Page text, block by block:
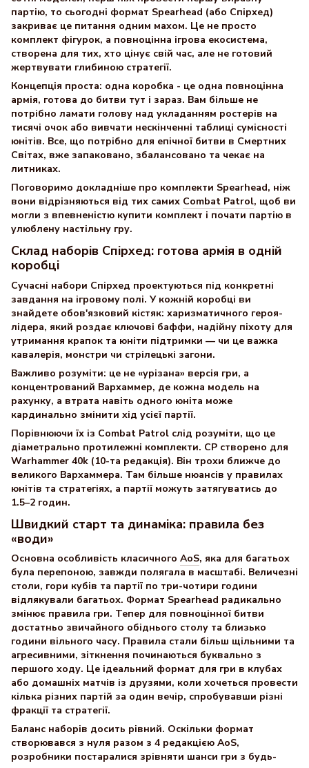
партію, то сьогодні формат Spearhead (або Спірхед)
закриває це питання одним махом. Це не просто
комплект фігурок, а повноцінна ігрова екосистема,
створена для тих, хто цінує свій час, але не готовий
жертвувати глибиною стратегії.
Концепція проста: одна коробка - це одна повноцінна
армія, готова до битви тут і зараз. Вам більше не
потрібно ламати голову над укладанням ростерів на
тисячі очок або вивчати нескінченні таблиці сумісності
юнітів. Все, що потрібно для епічної битви в Смертних
Світах, вже запаковано, збалансовано та чекає на
литниках.
Поговоримо докладніше про комплекти Spearhead, ніж
вони відрізняються від тих самих Combat Patrol, щоб ви
могли з впевненістю купити комплект і почати партію в
улюблену настільну гру.
Склад наборів Спірхед: готова армія в одній
коробці
Сучасні набори Спірхед проектуються під конкретні
завдання на ігровому полі. У кожній коробці ви
знайдете обов'язковий кістяк: харизматичного героя-
лідера, який роздає ключові баффи, надійну піхоту для
утримання крапок та юніти підтримки — чи це важка
кавалерія, монстри чи стрілецькі загони.
Важливо розуміти: це не «урізана» версія гри, а
концентрований Вархаммер, де кожна модель на
рахунку, а втрата навіть одного юніта може
кардинально змінити хід усієї партії.
Порівнюючи їх із Combat Patrol слід розуміти, що це
діаметрально протилежні комплекти. CP створено для
Warhammer 40k (10-та редакція). Він трохи ближче до
великого Вархаммера. Там більше нюансів у правилах
юнітів та стратегіях, а партії можуть затягуватись до
1.5–2 годин.
Швидкий старт та динаміка: правила без
«води»
Основна особливість класичного AoS, яка для багатьох
була перепоною, завжди полягала в масштабі. Величезні
столи, гори кубів та партії по три-чотири години
відлякували багатьох. Формат Spearhead радикально
змінює правила гри. Тепер для повноцінної битви
достатньо звичайного обіднього столу та близько
години вільного часу. Правила стали більш щільними та
агресивними, зіткнення починаються буквально з
першого ходу. Це ідеальний формат для гри в клубах
або домашніх матчів із друзями, коли хочеться провести
кілька різних партій за один вечір, спробувавши різні
фракції та стратегії.
Баланс наборів досить рівний. Оскільки формат
створювався з нуля разом з 4 редакцією AoS,
розробники постаралися зрівняти шанси гри з будь-